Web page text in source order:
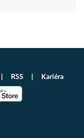
RSS Kariéra